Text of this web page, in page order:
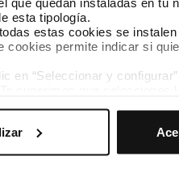
quedan instaladas en tu
esta tipología.
estas cookies se instalen
permite indicar si
en “Seleccionar y
de la web y, por tanto, si